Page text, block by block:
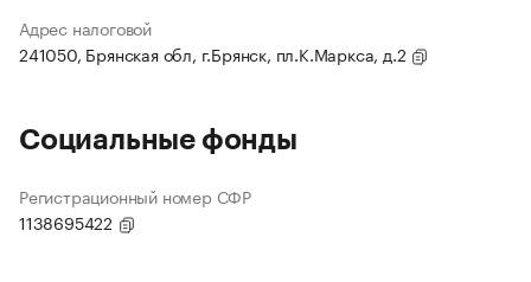
Адрес налоговой
241050, Брянская обл, г.Брянск, пл.К.Маркса, д.2
Социальные фонды
Регистрационный номер СФР
1138695422